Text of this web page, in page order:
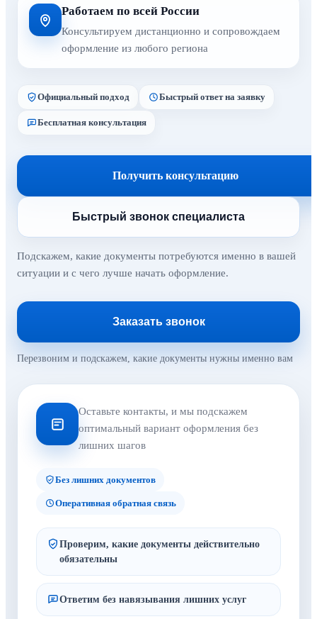
Работаем по всей России
Консультируем дистанционно и сопровождаем
оформление из любого региона
Официальный подход Быстрый ответ на заявку
Бесплатная консультация
Получить консультацию
Быстрый звонок специалиста
Подскажем, какие документы потребуются именно в вашей
ситуации и с чего лучше начать оформление.
Заказать звонок
Перезвоним и подскажем, какие документы нужны именно вам
Оставьте контакты, и мы подскажем
оптимальный вариант оформления без
лишних шагов
Без лишних документов
Оперативная обратная связь
Проверим, какие документы действительно
обязательны
Ответим без навязывания лишних услуг